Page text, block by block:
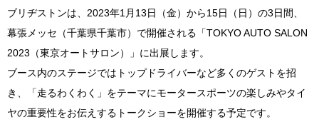
ブリヂストンは、2023年1月13日（金）から15日（日）の3日間、
幕張メッセ（千葉県千葉市）で開催される「TOKYO AUTO SALON
2023（東京オートサロン）」に出展します。
ブース内のステージではトップドライバーなど多くのゲストを招
き、「走るわくわく」をテーマにモータースポーツの楽しみやタイ
ヤの重要性をお伝えするトークショーを開催する予定です。